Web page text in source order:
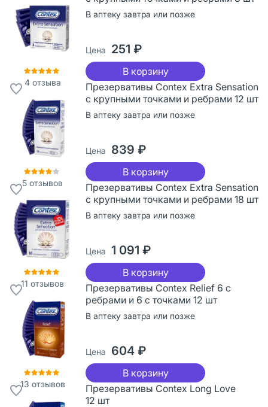
4отзыва
В аптеку завтра или позже
Цена 251 ₽
В корзину
5 отзывов
Презервативы Contex Extra Sensation
с крупными точками и ребрами 12 шт
В аптеку завтра или позже
Цена 839 ₽
В корзину
11 отзывов
Презервативы Contex Extra Sensation
с крупными точками и ребрами 18 шт
В аптеку завтра или позже
Цена 1 091 ₽
В корзину
13 отзывов
Презервативы Contex Relief 6 с
ребрами и 6 с точками 12 шт
В аптеку завтра или позже
Цена 604 ₽
В корзину
Презервативы Contex Long Love
12 шт